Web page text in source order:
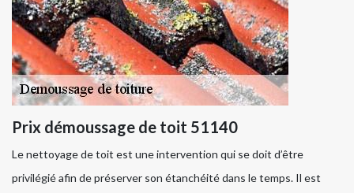
Prix démoussage de toit 51140
Le nettoyage de toit est une intervention qui se doit d’être
privilégié afin de préserver son étanchéité dans le temps. Il est